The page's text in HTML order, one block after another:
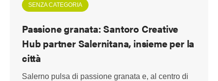
SENZA CATEGORIA
Passione granata: Santoro Creative
Hub partner Salernitana, insieme per la
città
Salerno pulsa di passione granata e, al centro di